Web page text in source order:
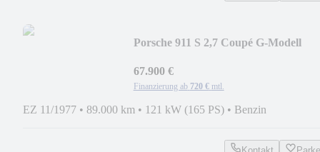
Porsche 911 S 2,7 Coupé G-Modell
67.900 €
Finanzierung ab 720 € mtl.
EZ 11/1977 • 89.000 km • 121 kW (165 PS) • Benzin